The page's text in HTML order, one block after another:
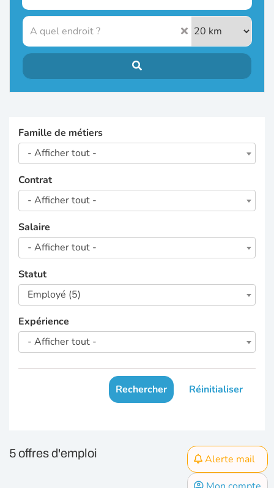
Famille de métiers
- Afficher tout -
Contrat
- Afficher tout -
Salaire
- Afficher tout -
Statut
Employé (5)
Expérience
- Afficher tout -
Rechercher Réinitialiser
5 offres d'emploi
Alerte mail